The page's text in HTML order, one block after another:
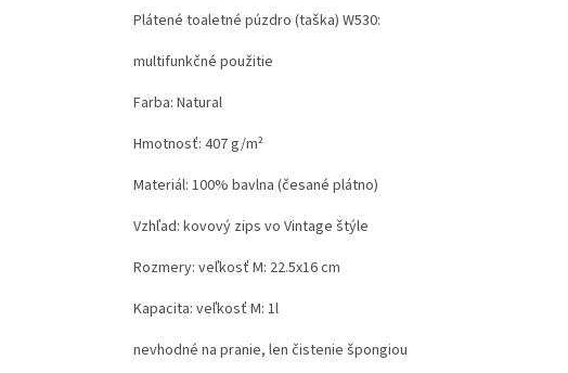
Plátené toaletné púzdro (taška) W530:
multifunkčné použitie
Farba: Natural
Hmotnosť: 407 g/m²
Materiál: 100% bavlna (česané plátno)
Vzhľad: kovový zips vo Vintage štýle
Rozmery: veľkosť M: 22.5x16 cm
Kapacita: veľkosť M: 1l
nevhodné na pranie, len čistenie špongiou